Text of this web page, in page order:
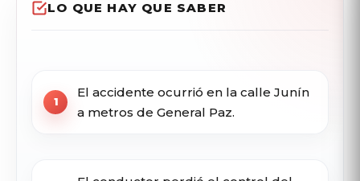
LO QUE HAY QUE SABER
El accidente ocurrió en la calle Junín
a metros de General Paz.